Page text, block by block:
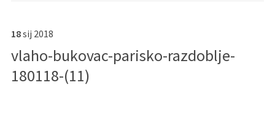
18sij 2018
vlaho-bukovac-parisko-razdoblje-
180118-(11)